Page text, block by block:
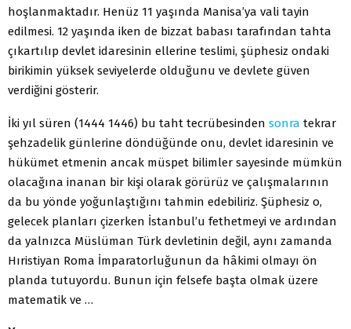
hoşlanmaktadır. Henüz 11 yaşında Manisa’ya vali tayin
edilmesi. 12 yaşında iken de bizzat babası tarafından tahta
çıkartılıp devlet idaresinin ellerine teslimi, şüphesiz ondaki
birikimin yüksek seviyelerde olduğunu ve devlete güven
verdiğini gösterir.
İki yıl süren (1444 1446) bu taht tecrübesinden sonra tekrar
şehzadelik günlerine döndüğünde onu, devlet idaresinin ve
hükümet etmenin ancak müspet bilimler sayesinde mümkün
olacağına inanan bir kişi olarak görürüz ve çalışmalarının
da bu yönde yoğunlaştığını tahmin edebiliriz. Şüphesiz o,
gelecek planları çizerken İstanbul’u fethetmeyi ve ardından
da yalnızca Müslüman Türk devletinin değil, aynı zamanda
Hıristiyan Roma İmparatorluğunun da hâkimi olmayı ön
planda tutuyordu. Bunun için felsefe başta olmak üzere
matematik ve …